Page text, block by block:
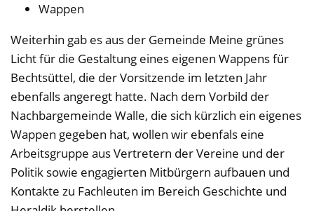
Wappen
Weiterhin gab es aus der Gemeinde Meine grünes
Licht für die Gestaltung eines eigenen Wappens für
Bechtsüttel, die der Vorsitzende im letzten Jahr
ebenfalls angeregt hatte. Nach dem Vorbild der
Nachbargemeinde Walle, die sich kürzlich ein eigenes
Wappen gegeben hat, wollen wir ebenfals eine
Arbeitsgruppe aus Vertretern der Vereine und der
Politik sowie engagierten Mitbürgern aufbauen und
Kontakte zu Fachleuten im Bereich Geschichte und